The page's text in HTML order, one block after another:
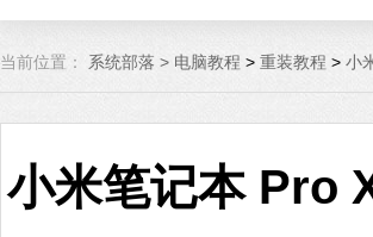
当前位置： 系统部落 > 电脑教程 > 重装教程 > 小
小米笔记本 Pro